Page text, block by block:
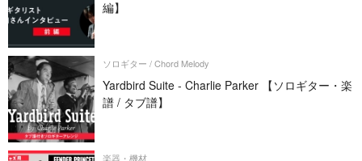
編】
ソロギター / Chord Melody
Yardbird Suite - Charlie Parker 【ソロギター・楽
譜 / タブ譜】
楽器・機材